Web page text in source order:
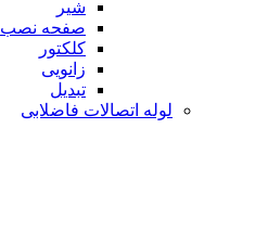
شیر
صفحه نصب
کلکتور
زانویی
تبدیل
لوله اتصالات فاضلابی